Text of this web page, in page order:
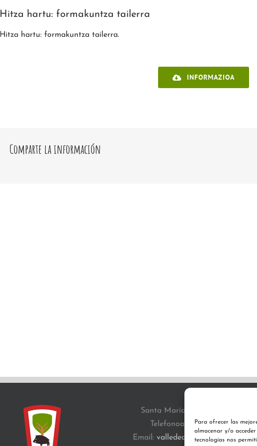
Para ofrecer las
almacenar y/o
tecnologías nos
Hitza hartu: formakuntza tailerra
Hitza hartu: formakuntza tailerra.
INFORMAZIOA
Comparte la información
Santa María, z/g 31671 Aribe
Telefonoa:
948 76 43 75
Email: valledeaezkoa@gmail.com